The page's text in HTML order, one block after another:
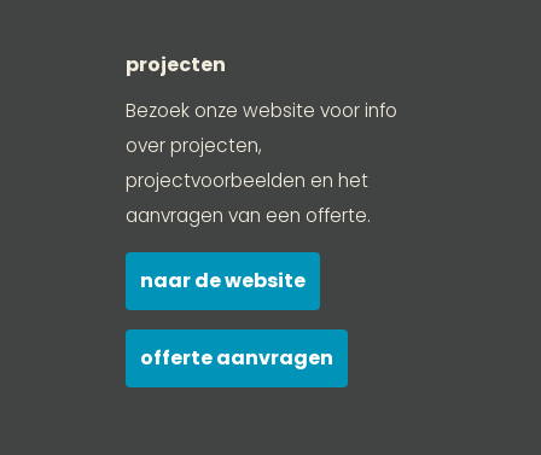
projecten
Bezoek onze website voor info
over projecten,
projectvoorbeelden en het
aanvragen van een offerte.
naar de website
offerte aanvragen